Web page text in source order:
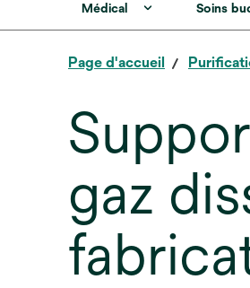
Médical Soins
Page d'accueil
gaz